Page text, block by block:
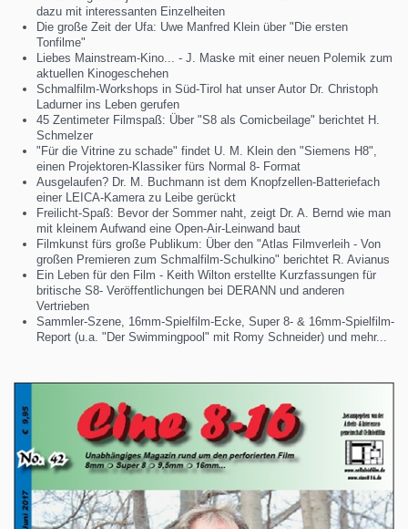
dazu mit interessanten Einzelheiten
Die große Zeit der Ufa: Uwe Manfred Klein über "Die ersten
Tonfilme"
Liebes Mainstream-Kino... - J. Maske mit einer neuen Polemik zum
aktuellen Kinogeschehen
Schmalfilm-Workshops in Süd-Tirol hat unser Autor Dr. Christoph
Ladurner ins Leben gerufen
45 Zentimeter Filmspaß: Über "S8 als Comicbeilage" berichtet H.
Schmelzer
"Für die Vitrine zu schade" findet U. M. Klein den "Siemens H8",
einen Projektoren-Klassiker fürs Normal 8- Format
Ausgelaufen? Dr. M. Buchmann ist dem Knopfzellen-Batteriefach
einer LEICA-Kamera zu Leibe gerückt
Freilicht-Spaß: Bevor der Sommer naht, zeigt Dr. A. Bernd wie man
mit kleinem Aufwand eine Open-Air-Leinwand baut
Filmkunst fürs große Publikum: Über den "Atlas Filmverleih - Von
großen Premieren zum Schmalfilm-Schulkino" berichtet R. Avianus
Ein Leben für den Film - Keith Wilton erstellte Kurzfassungen für
britische S8- Veröffentlichungen bei DERANN und anderen
Vertrieben
Sammler-Szene, 16mm-Spielfilm-Ecke, Super 8- & 16mm-Spielfilm-
Report (u.a. "Der Swimmingpool" mit Romy Schneider) und mehr...